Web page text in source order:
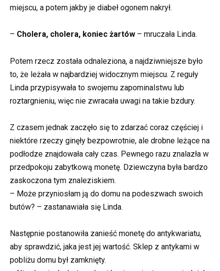
miejscu, a potem jakby je diabeł ogonem nakrył.
– Cholera, cholera, koniec żartów – mruczała Linda.
Potem rzecz została odnaleziona, a najdziwniejsze było
to, że leżała w najbardziej widocznym miejscu. Z reguły
Linda przypisywała to swojemu zapominalstwu lub
roztargnieniu, więc nie zwracała uwagi na takie bzdury.
Z czasem jednak zaczęło się to zdarzać coraz częściej i
niektóre rzeczy ginęły bezpowrotnie, ale drobne leżące na
podłodze znajdowała cały czas. Pewnego razu znalazła w
przedpokoju zabytkową monetę. Dziewczyna była bardzo
zaskoczona tym znaleziskiem.
– Może przyniosłam ją do domu na podeszwach swoich
butów? – zastanawiała się Linda.
Następnie postanowiła zanieść monetę do antykwariatu,
aby sprawdzić, jaka jest jej wartość. Sklep z antykami w
pobliżu domu był zamknięty.